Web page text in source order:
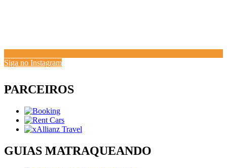
Siga no Instagram
PARCEIROS
GUIAS MATRAQUEANDO